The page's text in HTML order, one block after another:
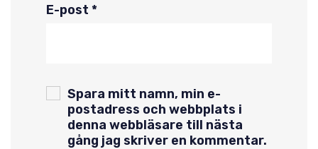
E-post *
Spara mitt namn, min e-
postadress och webbplats i
denna webbläsare till nästa
gång jag skriver en kommentar.